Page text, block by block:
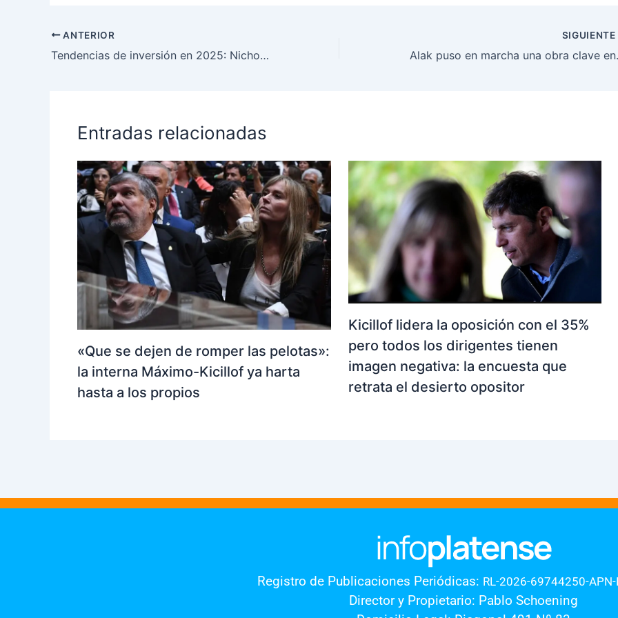
ANTERIOR
Tendencias de inversión en 2025: Nichos clave y herramientas innovadoras
SIGUIENTE
Alak puso en
Entradas relacionadas
«Que se dejen de romper las pelotas»:
la interna Máximo-Kicillof ya harta
hasta a los propios
Kicillof lidera la oposición con el 35%
pero todos los dirigentes tienen
imagen negativa: la encuesta que
retrata el desierto opositor
Registro de Publicaciones Periódicas: RL-2026-69744250-
Director y Propietario: Pablo Schoening